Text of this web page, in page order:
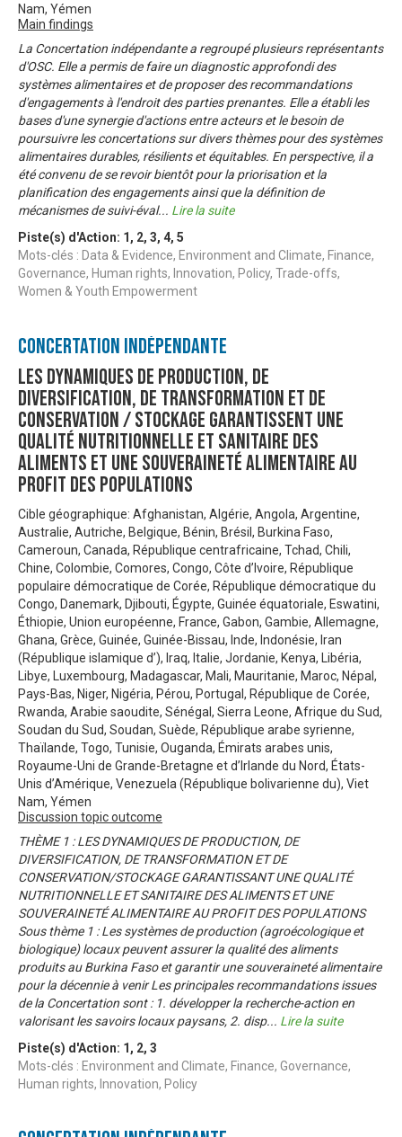
Nam, Yémen
Main findings
La Concertation indépendante a regroupé plusieurs représentants
d'OSC. Elle a permis de faire un diagnostic approfondi des
systèmes alimentaires et de proposer des recommandations
d'engagements à l'endroit des parties prenantes. Elle a établi les
bases d'une synergie d'actions entre acteurs et le besoin de
poursuivre les concertations sur divers thèmes pour des systèmes
alimentaires durables, résilients et équitables. En perspective, il a
été convenu de se revoir bientôt pour la priorisation et la
planification des engagements ainsi que la définition de
mécanismes de suivi-éval... Lire la suite
Piste(s) d'Action: 1 , 2, 3, 4, 5
Mots-clés : Data & Evidence, Environment and Climate, Finance,
Governance, Human rights, Innovation, Policy, Trade-offs,
Women & Youth Empowerment
Concertation Indépendante
Les dynamiques de production, de
diversification, de transformation et de
conservation / stockage garantissent une
qualité nutritionnelle et sanitaire des
aliments et une souveraineté alimentaire au
profit des populations
Cible géographique: Afghanistan, Algérie, Angola, Argentine,
Australie, Autriche, Belgique, Bénin, Brésil, Burkina Faso,
Cameroun, Canada, République centrafricaine, Tchad, Chili,
Chine, Colombie, Comores, Congo, Côte d’Ivoire, République
populaire démocratique de Corée, République démocratique du
Congo, Danemark, Djibouti, Égypte, Guinée équatoriale, Eswatini,
Éthiopie, Union européenne, France, Gabon, Gambie, Allemagne,
Ghana, Grèce, Guinée, Guinée-Bissau, Inde, Indonésie, Iran
(République islamique d’), Iraq, Italie, Jordanie, Kenya, Libéria,
Libye, Luxembourg, Madagascar, Mali, Mauritanie, Maroc, Népal,
Pays-Bas, Niger, Nigéria, Pérou, Portugal, République de Corée,
Rwanda, Arabie saoudite, Sénégal, Sierra Leone, Afrique du Sud,
Soudan du Sud, Soudan, Suède, République arabe syrienne,
Thaïlande, Togo, Tunisie, Ouganda, Émirats arabes unis,
Royaume-Uni de Grande-Bretagne et d’Irlande du Nord, États-
Unis d’Amérique, Venezuela (République bolivarienne du), Viet
Nam, Yémen
Discussion topic outcome
THÈME 1 : LES DYNAMIQUES DE PRODUCTION, DE
DIVERSIFICATION, DE TRANSFORMATION ET DE
CONSERVATION/STOCKAGE GARANTISSANT UNE QUALITÉ
NUTRITIONNELLE ET SANITAIRE DES ALIMENTS ET UNE
SOUVERAINETÉ ALIMENTAIRE AU PROFIT DES POPULATIONS
Sous thème 1 : Les systèmes de production (agroécologique et
biologique) locaux peuvent assurer la qualité des aliments
produits au Burkina Faso et garantir une souveraineté alimentaire
pour la décennie à venir Les principales recommandations issues
de la Concertation sont : 1. développer la recherche-action en
valorisant les savoirs locaux paysans, 2. disp... Lire la suite
Piste(s) d'Action: 1 , 2, 3
Mots-clés : Environment and Climate, Finance, Governance,
Human rights, Innovation, Policy